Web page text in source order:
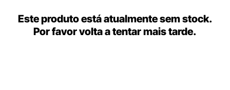
Este produto está atualmente sem stock.
Por favor volta a tentar mais tarde.